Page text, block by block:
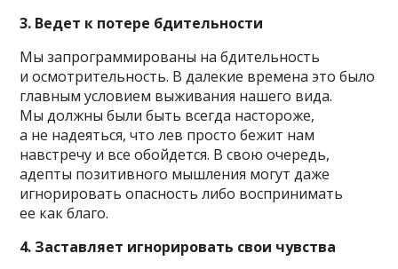
3. Ведет к потере бдительности
Мы запрограммированы на бдительность
и осмотрительность. В далекие времена это было
главным условием выживания нашего вида.
Мы должны были быть всегда настороже,
а не надеяться, что лев просто бежит нам
навстречу и все обойдется. В свою очередь,
адепты позитивного мышления могут даже
игнорировать опасность либо воспринимать
ее как благо.
4. Заставляет игнорировать свои чувства